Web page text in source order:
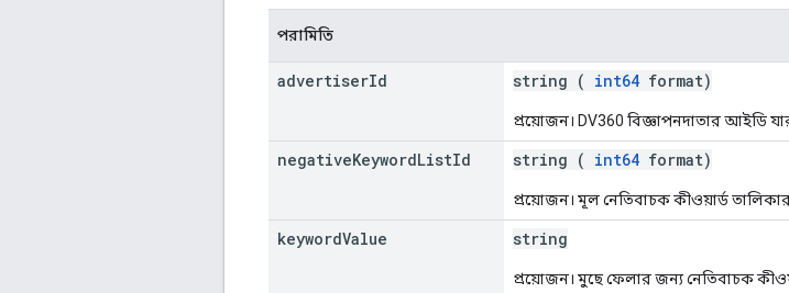
পরামিতি
advertiserId string ( int64 format)
প্রয়োজন। DV360 বিজ্ঞাপনদাতার আইডি
negativeKeywordListId string ( int64 format)
প্রয়োজন। মূল নেতিবাচক কীওয়ার্ড
keywordValue string
প্রয়োজন। মুছে ফেলার জন্য নেতিবাচক